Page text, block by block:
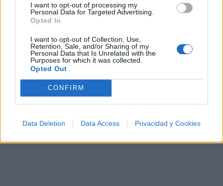
I want to opt-out of processing my
Personal Data for Targeted Advertising.
Opted In
I want to opt-out of Collection, Use,
Retention, Sale, and/or Sharing of my
Personal Data that Is Unrelated with the
Purposes for which it was collected.
Opted Out
CONFIRM
Data Deletion Data Access Privacidad y Cookies
Z #